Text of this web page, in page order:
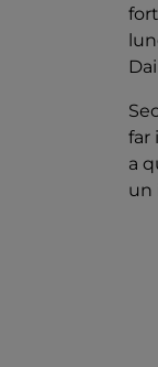
far
a
un